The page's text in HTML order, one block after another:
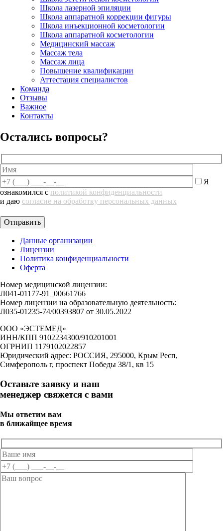
Школа лазерной эпиляции
Школа аппаратной коррекции фигуры
Школа инъекционной косметологии
Школа аппаратной косметологии
Медицинский массаж
Массаж тела
Массаж лица
Повышение квалификации
Аттестация специалистов
Команда
Отзывы
Важное
Контакты
Остались вопросы?
Я
ознакомился с политикой конфиденциальности
и даю согласие на обработку персональных данных
Данные организации
Лицензии
Политика конфиденциальности
Оферта
Номер медицинской лицензии:
Л041-01177-91_00661766
Номер лицензии на образовательную деятельность:
Л035-01235-74/00393807 от 30.05.2022
ООО «ЭСТЕМЕД»
ИНН/КПП 9102234300/910201001
ОГРНИП 1179102022857
Юридический адрес: РОССИЯ, 295000, Крым Респ,
Симферополь г, проспект Победы 38/1, кв 15
Оставьте заявку и наш
менеджер свяжется с вами
Мы ответим вам
в ближайщее время